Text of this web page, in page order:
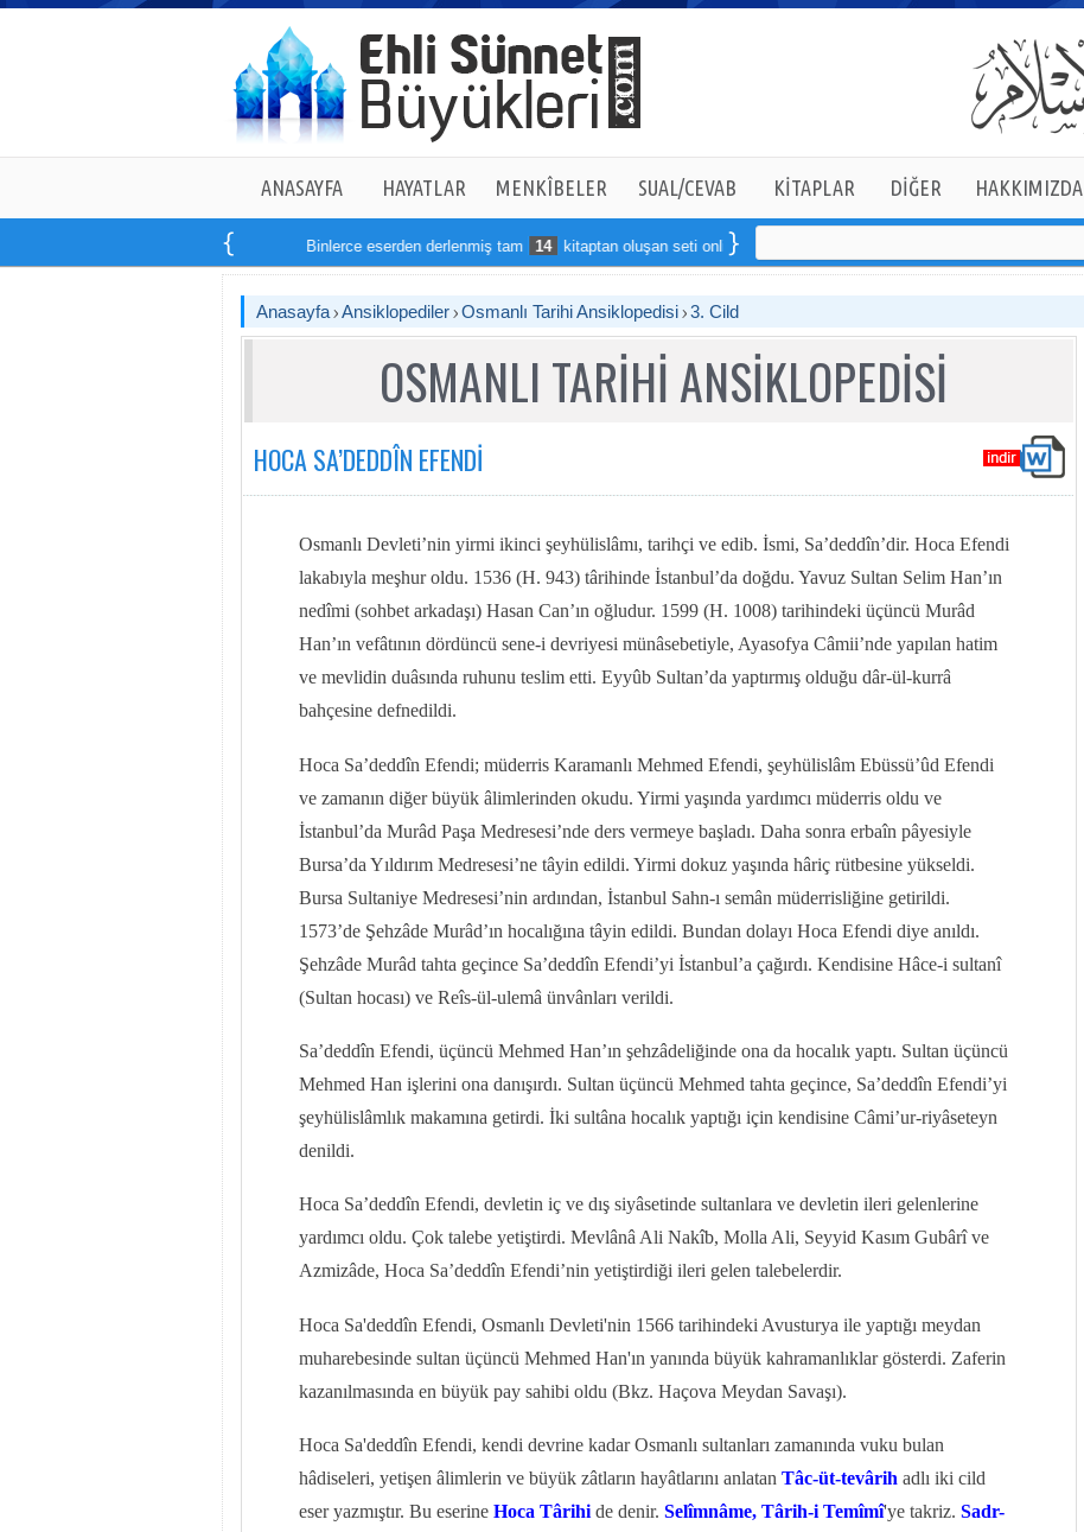
ANASAYFA HAYATLAR MENKÎBELER SUAL/CEVAB KİTAPLAR DİĞER HAKKIMIZDA
Binlerce eserden derlenmiş tam 14 kitaptan oluşan seti online sipariş verebilirsiniz
Anasayfa Ansiklopediler Osmanlı Tarihi Ansiklopedisi 3. Cild
OSMANLI TARİHİ ANSİKLOPEDİSİ
HOCA SA’DEDDÎN EFENDİ
Osmanlı Devleti’nin yirmi ikinci şeyhülislâmı, tarihçi ve edib. İsmi, Sa’deddîn’dir. Hoca Efendi
lakabıyla meşhur oldu. 1536 (H. 943) târihinde İstanbul’da doğdu. Yavuz Sultan Selim Han’ın
nedîmi (sohbet arkadaşı) Hasan Can’ın oğludur. 1599 (H. 1008) tarihindeki üçüncü Murâd
Han’ın vefâtının dördüncü sene-i devriyesi münâsebetiyle, Ayasofya Câmii’nde yapılan hatim
ve mevlidin duâsında ruhunu teslim etti. Eyyûb Sultan’da yaptırmış olduğu dâr-ül-kurrâ
bahçesine defnedildi.
Hoca Sa’deddîn Efendi; müderris Karamanlı Mehmed Efendi, şeyhülislâm Ebüssü’ûd Efendi
ve zamanın diğer büyük âlimlerinden okudu. Yirmi yaşında yardımcı müderris oldu ve
İstanbul’da Murâd Paşa Medresesi’nde ders vermeye başladı. Daha sonra erbaîn pâyesiyle
Bursa’da Yıldırım Medresesi’ne tâyin edildi. Yirmi dokuz yaşında hâriç rütbesine yükseldi.
Bursa Sultaniye Medresesi’nin ardından, İstanbul Sahn-ı semân müderrisliğine getirildi.
1573’de Şehzâde Murâd’ın hocalığına tâyin edildi. Bundan dolayı Hoca Efendi diye anıldı.
Şehzâde Murâd tahta geçince Sa’deddîn Efendi’yi İstanbul’a çağırdı. Kendisine Hâce-i sultanî
(Sultan hocası) ve Reîs-ül-ulemâ ünvânları verildi.
Sa’deddîn Efendi, üçüncü Mehmed Han’ın şehzâdeliğinde ona da hocalık yaptı. Sultan üçüncü
Mehmed Han işlerini ona danışırdı. Sultan üçüncü Mehmed tahta geçince, Sa’deddîn Efendi’yi
şeyhülislâmlık makamına getirdi. İki sultâna hocalık yaptığı için kendisine Câmi’ur-riyâseteyn
denildi.
Hoca Sa’deddîn Efendi, devletin iç ve dış siyâsetinde sultanlara ve devletin ileri gelenlerine
yardımcı oldu. Çok talebe yetiştirdi. Mevlânâ Ali Nakîb, Molla Ali, Seyyid Kasım Gubârî ve
Azmizâde, Hoca Sa’deddîn Efendi’nin yetiştirdiği ileri gelen talebelerdir.
Hoca Sa'deddîn Efendi, Osmanlı Devleti'nin 1566 tarihin­deki Avusturya ile yaptığı mey­dan
muharebesinde sultan üçüncü Mehmed Han'ın yanında büyük kahramanlıklar gösterdi. Zaferin
kazanılmasında en büyük pay sahibi oldu (Bkz. Haçova Meydan Savaşı).
Hoca Sa'deddîn Efendi, kendi devrine kadar Osmanlı sultanları zamanında vuku bulan
hâdiseleri, yetişen âlimlerin ve büyük zâtla­rın hayâtlarını anlatan Tâc-üt-tevârih adlı iki cild
eser yazmıştır. Bu eserine Hoca Târihide denir. Selîmnâme, Târih-i Temîmî'ye takriz. Sadr-